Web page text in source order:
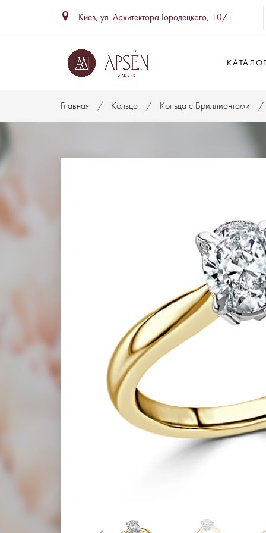
Киев, ул. Архитектора Городецкого, 10/1
Главная Кольца Кольца с Бриллиантами